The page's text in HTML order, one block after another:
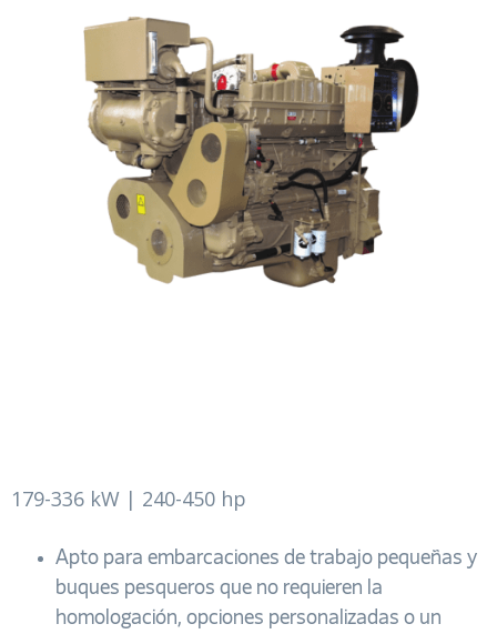
179-336 kW | 240-450 hp
Apto para embarcaciones de trabajo pequeñas y
buques pesqueros que no requieren la
homologación, opciones personalizadas o un